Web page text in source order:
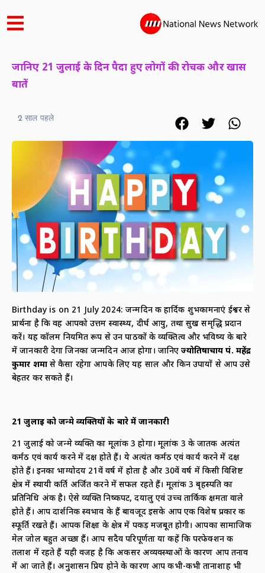
जानिए 21 जुलाई के दिन पैदा हुए लोगों की रोचक और खास
बातें
2 साल पहले
Birthday is on 21 July 2024: जन्मदिन की हार्दिक शुभकामनाएं ईश्वर से
प्रार्थना है कि वह आपको उत्तम स्वास्थ्य, दीर्घ आयु, तथा सुख समृद्धि प्रदान
करें। यह कॉलम नियमित रूप से उन पाठकों के व्यक्तित्व और भविष्य के बारे
में जानकारी देगा जिनका जन्मदिन आज होगा। जानिएज्योतिषाचार्य पं. महेंद्र
कुमार शर्मासे कैसा रहेगा आपके लिए यह साल और किन उपायों से आप उसे
बेहतर कर सकते हैं।
21जुलाई को जन्मे व्यक्तियों के बारे में जानकारी
21 जुलाई को जन्मे व्यक्ति का मूलांक 3 होगा। मूलांक 3 के जातक अत्यंत
कर्मठ एवं कार्य करने में दक्ष होते हैं। ये अत्यंत कर्मठ एवं कार्य करने में दक्ष
होते हैं। इनका भाग्योदय 21वें वर्ष में होता है और 30वें वर्ष में किसी विशिष्ट
क्षेत्र में स्थायी कीर्ति अर्जित करने में सफल रहते हैं। मूलांक 3 बृहस्पति का
प्रतिनिधि अंक है। ऐसे व्यक्ति निष्कपट, दयालु एवं उच्च तार्किक क्षमता वाले
होते हैं। आप दार्शनिक स्वभाव के हैं बावजूद इसके आप एक विशेष प्रकार की
स्फूर्ति रखते हैं। आपकी शिक्षा के क्षेत्र में पकड़ मजबूत होगी। आपका सामाजिक
मेल जोल बहुत अच्छा हैं। आप सदैव परिपूर्णता या कहें कि परफेक्शन की
तलाश में रहते हैं यही वजह है कि अकसर अव्यवस्थाओं के कारण आप तनाव
में आ जाते हैं। अनुशासन प्रिय होने के कारण आप कभी-कभी तानाशाह भी